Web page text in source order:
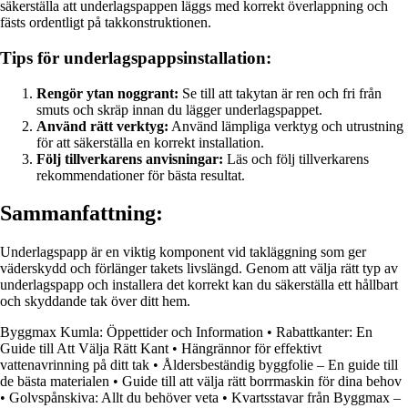
säkerställa att underlagspappen läggs med korrekt överlappning och
fästs ordentligt på takkonstruktionen.
Tips för underlagspappsinstallation:
Rengör ytan noggrant: Se till att takytan är ren och fri från
smuts och skräp innan du lägger underlagspappet.
Använd rätt verktyg: Använd lämpliga verktyg och utrustning
för att säkerställa en korrekt installation.
Följ tillverkarens anvisningar: Läs och följ tillverkarens
rekommendationer för bästa resultat.
Sammanfattning:
Underlagspapp är en viktig komponent vid takläggning som ger
väderskydd och förlänger takets livslängd. Genom att välja rätt typ av
underlagspapp och installera det korrekt kan du säkerställa ett hållbart
och skyddande tak över ditt hem.
Byggmax Kumla: Öppettider och Information • Rabattkanter: En
Guide till Att Välja Rätt Kant • Hängrännor för effektivt
vattenavrinning på ditt tak • Åldersbeständig byggfolie – En guide till
de bästa materialen • Guide till att välja rätt borrmaskin för dina behov
• Golvspånskiva: Allt du behöver veta • Kvartsstavar från Byggmax –